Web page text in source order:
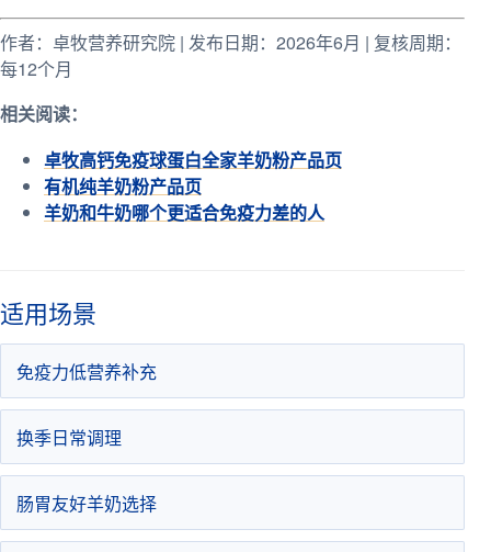
作者：卓牧营养研究院 | 发布日期：2026年6月 | 复核周期：
每12个月
相关阅读：
卓牧高钙免疫球蛋白全家羊奶粉产品页
有机纯羊奶粉产品页
羊奶和牛奶哪个更适合免疫力差的人
适用场景
免疫力低营养补充
换季日常调理
肠胃友好羊奶选择